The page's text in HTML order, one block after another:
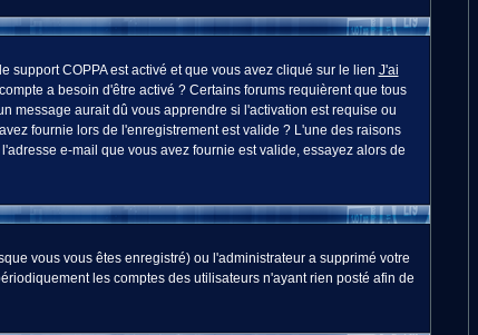
support COPPA est activé et que vous avez cliqué sur le lien J'ai
a besoin d'être activé ? Certains forums requièrent que tous
message aurait dû vous apprendre si l'activation est requise ou
fournie lors de l'enregistrement est valide ? L'une des raisons
e-mail que vous avez fournie est valide, essayez alors de
vous vous êtes enregistré) ou l'administrateur a supprimé votre
les comptes des utilisateurs n'ayant rien posté afin de